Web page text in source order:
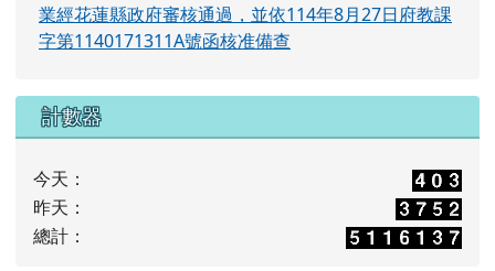
業經花蓮縣政府審核通過，並依114年8月27日府教課
字第1140171311A號函核准備查
計數器
今天：
昨天：
總計：